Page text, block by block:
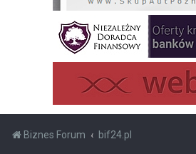
Biznes Forum bif24.pl